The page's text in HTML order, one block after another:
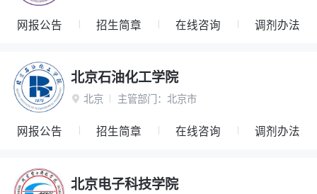
网报公告 招生简章 在线咨询 调剂办法
北京石油化工学院
 北京 主管部门： 北京市
网报公告 招生简章 在线咨询 调剂办法
北京电子科技学院